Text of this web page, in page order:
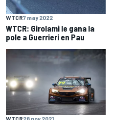
WTCR7 may 2022
WTCR: Girolami le gana la
pole a Guerrieri en Pau
WTCR28 nov 2021